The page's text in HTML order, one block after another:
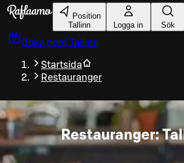
Gå till huvudinnehållet
Position
Tallinn
Logga in Sök
Boka bord Tallinn
Startsida
Restauranger
Restauranger: